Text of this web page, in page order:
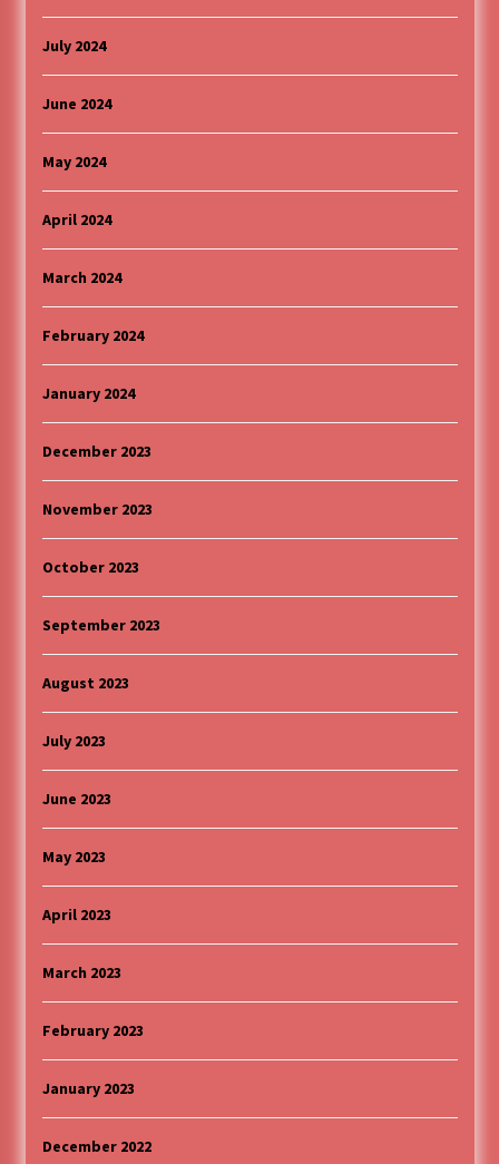
July 2024
June 2024
May 2024
April 2024
March 2024
February 2024
January 2024
December 2023
November 2023
October 2023
September 2023
August 2023
July 2023
June 2023
May 2023
April 2023
March 2023
February 2023
January 2023
December 2022